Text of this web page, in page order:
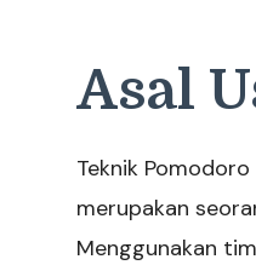
Asal
Teknik
merupakan
Menggunakan